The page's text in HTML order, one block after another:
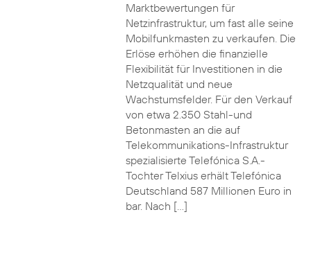
Marktbewertungen für
Netzinfrastruktur, um fast alle seine
Mobilfunkmasten zu verkaufen. Die
Erlöse erhöhen die finanzielle
Flexibilität für Investitionen in die
Netzqualität und neue
Wachstumsfelder. Für den Verkauf
von etwa 2.350 Stahl-und
Betonmasten an die auf
Telekommunikations-Infrastruktur
spezialisierte Telefónica S.A.-
Tochter Telxius erhält Telefónica
Deutschland 587 Millionen Euro in
bar. Nach […]